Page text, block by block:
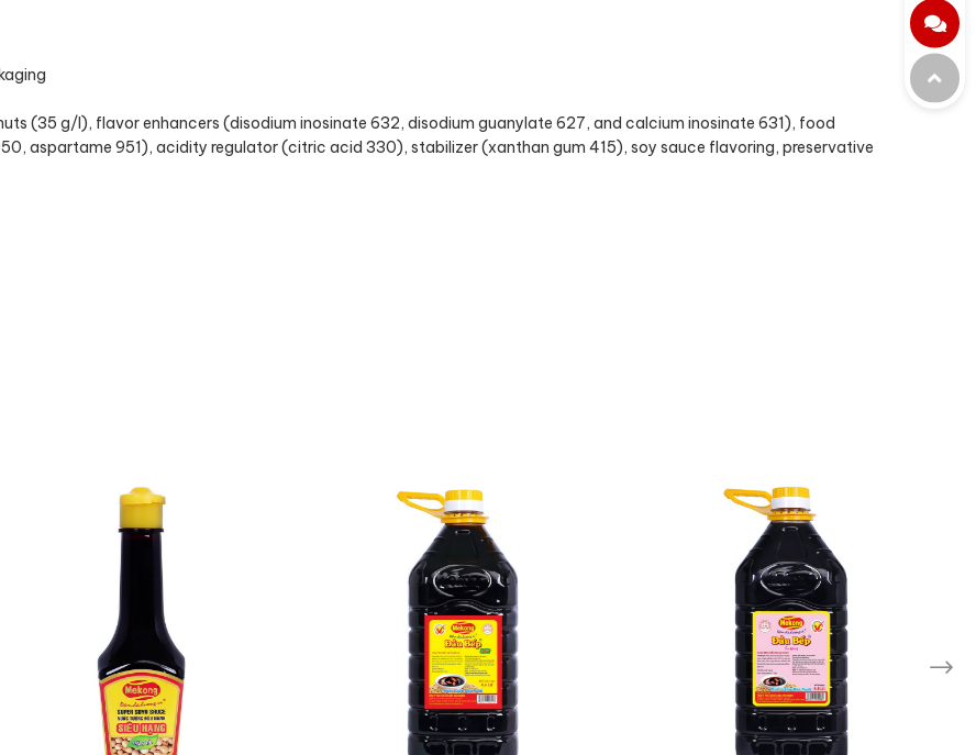
(35 g/l), flavor enhancers (disodium inosinate 632, disodium guanylate 627, and calcium inosinate 631), food
aspartame 951), acidity regulator (citric acid 330), stabilizer (xanthan gum 415), soy sauce flavoring, preservative
Mr.Tùng:
0906777349
Chat
Gửi email
Top